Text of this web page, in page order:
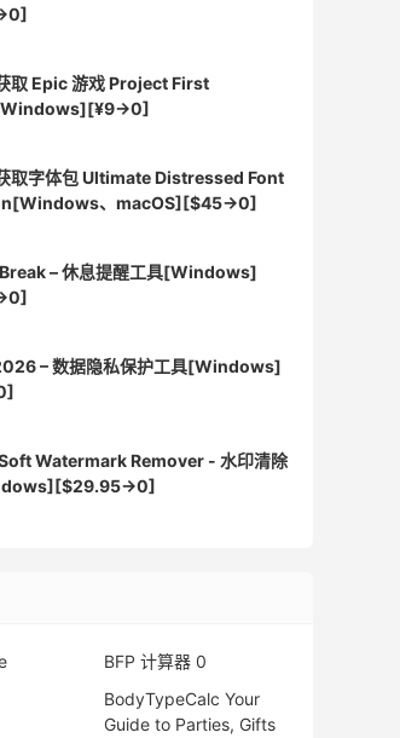
取 Epic 游戏 Project First
取字体包 Ultimate Distressed Font
、macOS][$45→0]
– 休息提醒工具[Windows]
– 数据隐私保护工具[Windows]
Watermark Remover - 水印清除
BFP 计算器 0
BodyTypeCalc Your
Guide to Parties, Gifts